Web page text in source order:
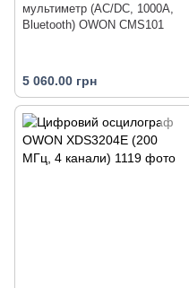
мультиметр (AC/DC, 1000А,
Bluetooth) OWON CMS101
5 060.00 грн